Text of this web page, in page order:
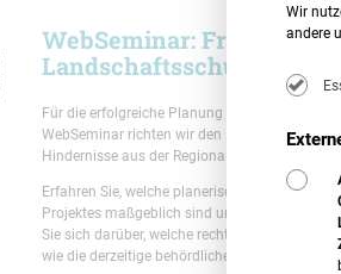
WebSeminar:
Für die erfolgreiche Planung und
WebSeminar richten wir den Fokus auf die
Hindernisse aus der Regionalplanung.
Erfahren Sie, welche planerischen Vorgaben
Projektes maßgeblich sind und welche
Sie sich darüber, welche rechtlichen
wie die derzeitige behördliche Praxis aussieht.
Wir
andere